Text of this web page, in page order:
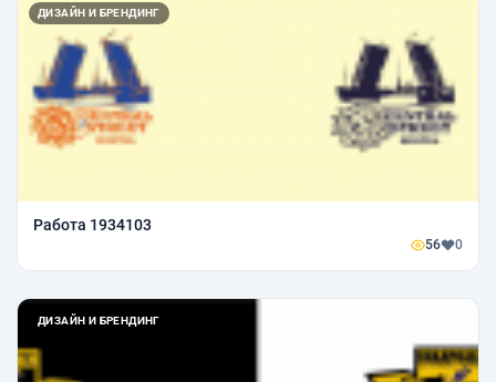
ДИЗАЙН И БРЕНДИНГ
Работа 1934103
56 0
ДИЗАЙН И БРЕНДИНГ